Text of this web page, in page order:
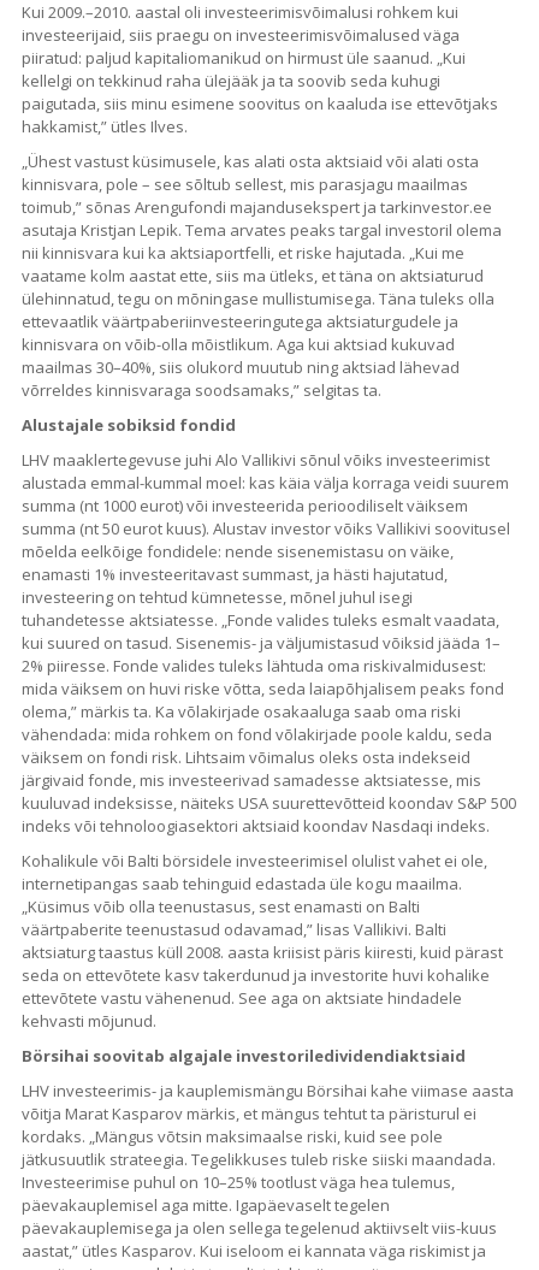
Kui 2009.–2010. aastal oli investeerimisvõimalusi rohkem kui
investeerijaid, siis praegu on investeerimisvõimalused väga
piiratud: paljud kapitaliomanikud on hirmust üle saanud. „Kui
kellelgi on tekkinud raha ülejääk ja ta soovib seda kuhugi
paigutada, siis minu esimene soovitus on kaaluda ise ettevõtjaks
hakkamist,” ütles Ilves.
„Ühest vastust küsimusele, kas alati osta aktsiaid või alati osta
kinnisvara, pole – see sõltub sellest, mis parasjagu maailmas
toimub,” sõnas Arengufondi majandusekspert ja tarkinvestor.ee
asutaja Kristjan Lepik. Tema arvates peaks targal investoril olema
nii kinnisvara kui ka aktsiaportfelli, et riske hajutada. „Kui me
vaatame kolm aastat ette, siis ma ütleks, et täna on aktsiaturud
ülehinnatud, tegu on mõningase mullistumisega. Täna tuleks olla
ettevaatlik väärtpaberiinvesteeringutega aktsiaturgudele ja
kinnisvara on võib-olla mõistlikum. Aga kui aktsiad kukuvad
maailmas 30–40%, siis olukord muutub ning aktsiad lähevad
võrreldes kinnisvaraga soodsamaks,” selgitas ta.
Alustajale sobiksid fondid
LHV maaklertegevuse juhi Alo Vallikivi sõnul võiks investeerimist
alustada emmal-kummal moel: kas käia välja korraga veidi suurem
summa (nt 1000 eurot) või investeerida perioodiliselt väiksem
summa (nt 50 eurot kuus). Alustav investor võiks Vallikivi soovitusel
mõelda eelkõige fondidele: nende sisenemistasu on väike,
enamasti 1% investeeritavast summast, ja hästi hajutatud,
investeering on tehtud kümnetesse, mõnel juhul isegi
tuhandetesse aktsiatesse. „Fonde valides tuleks esmalt vaadata,
kui suured on tasud. Sisenemis- ja väljumistasud võiksid jääda 1–
2% piiresse. Fonde valides tuleks lähtuda oma riskivalmidusest:
mida väiksem on huvi riske võtta, seda laiapõhjalisem peaks fond
olema,” märkis ta. Ka võlakirjade osakaaluga saab oma riski
vähendada: mida rohkem on fond võlakirjade poole kaldu, seda
väiksem on fondi risk. Lihtsaim võimalus oleks osta indekseid
järgivaid fonde, mis investeerivad samadesse aktsiatesse, mis
kuuluvad indeksisse, näiteks USA suurettevõtteid koondav S&P 500
indeks või tehnoloogiasektori aktsiaid koondav Nasdaqi indeks.
Kohalikule või Balti börsidele investeerimisel olulist vahet ei ole,
internetipangas saab tehinguid edastada üle kogu maailma.
„Küsimus võib olla teenustasus, sest enamasti on Balti
väärtpaberite teenustasud odavamad,” lisas Vallikivi. Balti
aktsiaturg taastus küll 2008. aasta kriisist päris kiiresti, kuid pärast
seda on ettevõtete kasv takerdunud ja investorite huvi kohalike
ettevõtete vastu vähenenud. See aga on aktsiate hindadele
kehvasti mõjunud.
Börsihai soovitab algajale investoriledividendiaktsiaid
LHV investeerimis- ja kauplemismängu Börsihai kahe viimase aasta
võitja Marat Kasparov märkis, et mängus tehtut ta päristurul ei
kordaks. „Mängus võtsin maksimaalse riski, kuid see pole
jätkusuutlik strateegia. Tegelikkuses tuleb riske siiski maandada.
Investeerimise puhul on 10–25% tootlust väga hea tulemus,
päevakauplemisel aga mitte. Igapäevaselt tegelen
päevakauplemisega ja olen sellega tegelenud aktiivselt viis-kuus
aastat,” ütles Kasparov. Kui iseloom ei kannata väga riskimist ja